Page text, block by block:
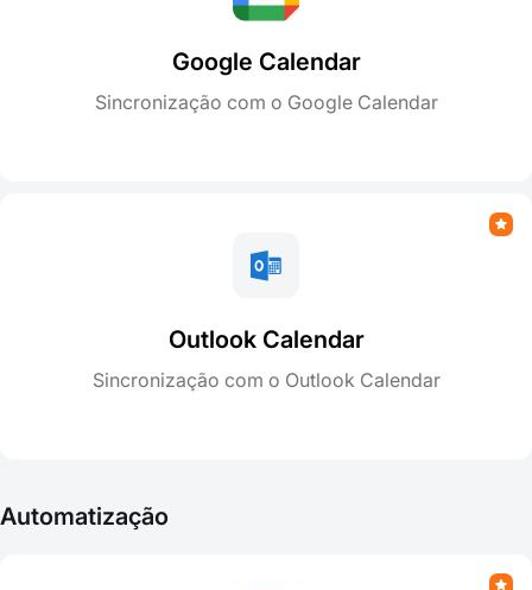
Google Calendar
Sincronização com o Google Calendar
Outlook Calendar
Sincronização com o Outlook Calendar
Automatização